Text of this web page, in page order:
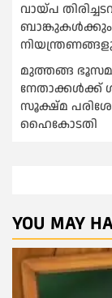
വായ്പ
മുത്തങ്ങ
നേതാക്കള്‍ക്ക്
സൂക്ഷ്മ
ഹൈകോടതി
YOU MAY